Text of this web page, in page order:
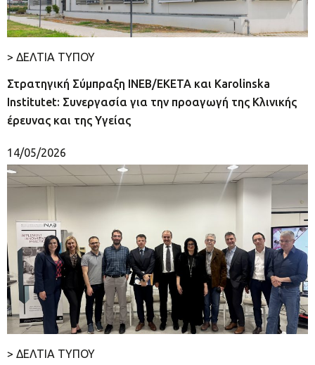
> ΔΕΛΤΙΑ ΤΥΠΟΥ
Στρατηγική Σύμπραξη ΙΝΕΒ/ΕΚΕΤΑ και Karolinska
Institutet: Συνεργασία για την προαγωγή της Κλινικής
έρευνας και της Υγείας
14/05/2026
> ΔΕΛΤΙΑ ΤΥΠΟΥ